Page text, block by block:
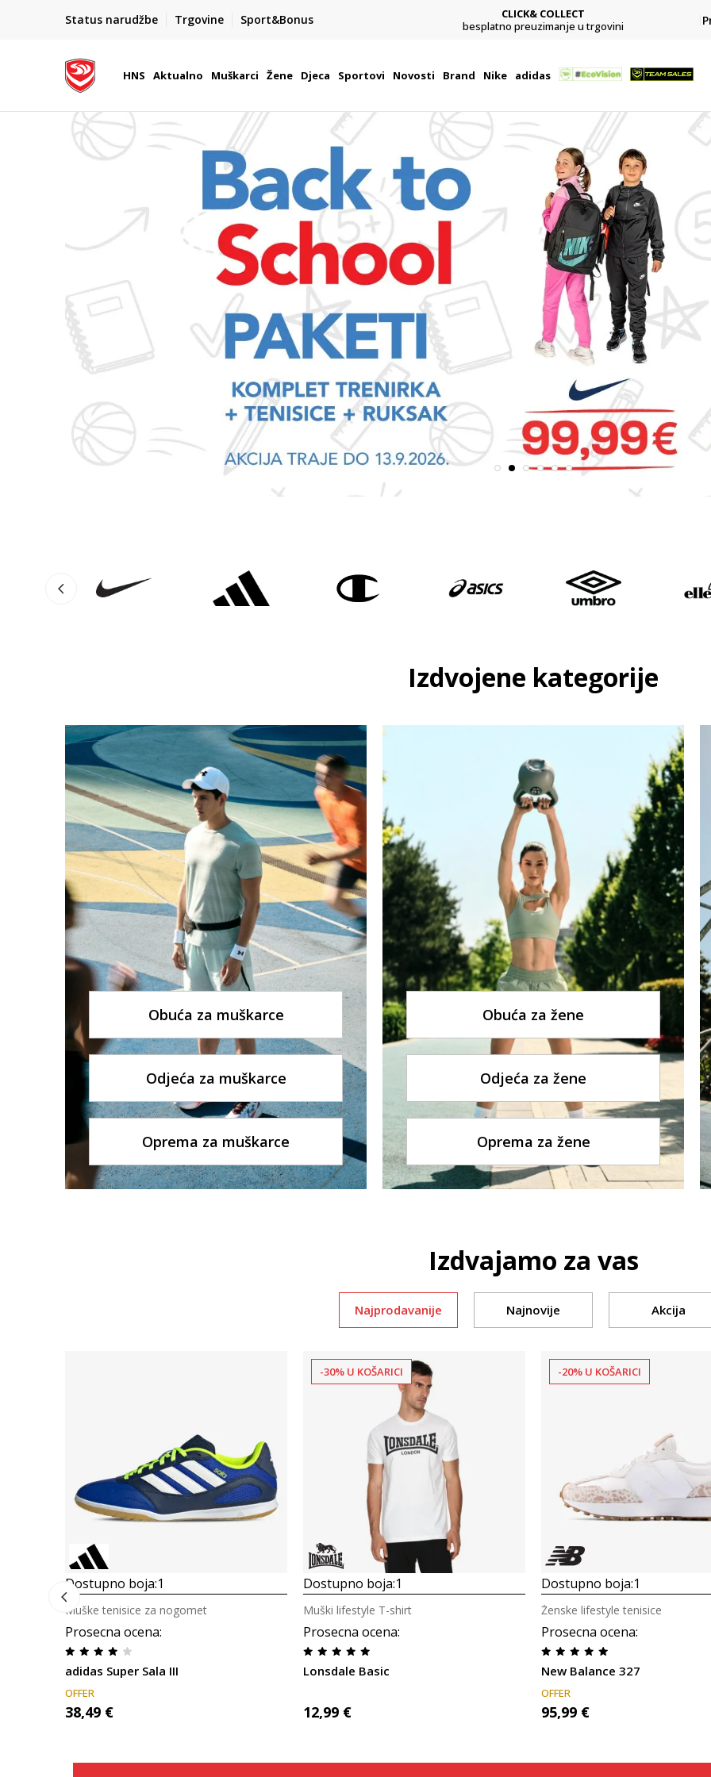
Status narudžbe Trgovine Sport&Bonus
Team Sales
Vaše mjesto za timske sportove.
CLICK& COLLECT
besplatno preuzimanje u trgovini
HNS Aktualno Muškarci Žene Djeca Sportovi Novosti Brand Nike adidas
Sport Vision
Izdvojene kategorije
Obuća za muškarce
Odjeća za muškarce
Oprema za muškarce
Obuća za žene
Odjeća za žene
Oprema za žene
Izdvajamo za vas
Najprodavanije Najnovije Akcija
Dostupno boja:1
Prosecna ocena:
adidas Super Sala III
Muške tenisice za nogomet
OFFER
38,49 €
-30% U KOŠARICI
Dostupno boja:1
Prosecna ocena:
Lonsdale Basic
Muški lifestyle T-shirt
12,99 €
-20% U KOŠARICI
Dostupno boja:1
Prosecna ocena:
New Balance 327
Ženske lifestyle tenisice
OFFER
95,99 €